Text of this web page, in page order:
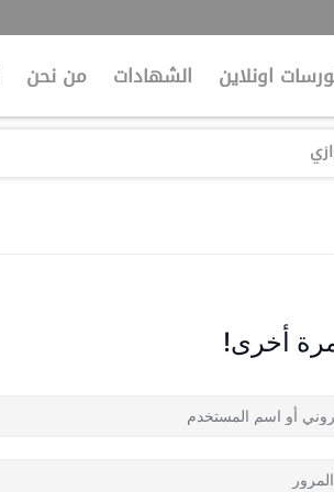
اونلاين الشهادات من نحن
أخرى!